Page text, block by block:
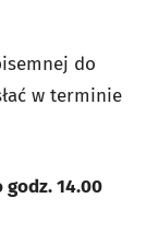
do
w terminie
godz.14.00